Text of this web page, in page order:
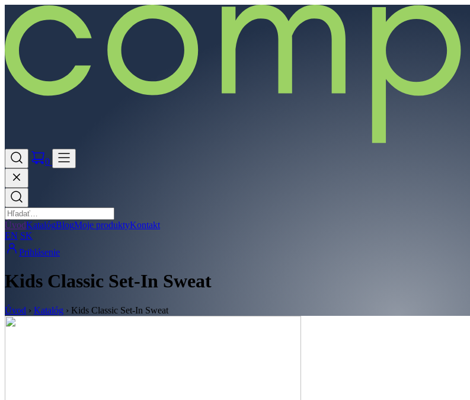
0
ÚvodKatalógBlogMoje produktyKontakt
EN SK
Prihlásenie
Kids Classic Set-In Sweat
Úvod › Katalóg › Kids Classic Set-In Sweat